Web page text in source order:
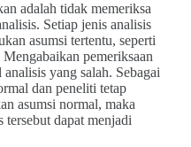
adalah tidak memeriksa
Setiap jenis analisis
asumsi tertentu, seperti
pemeriksaan
yang salah. Sebagai
dan peneliti tetap
asumsi normal, maka
dapat menjadi